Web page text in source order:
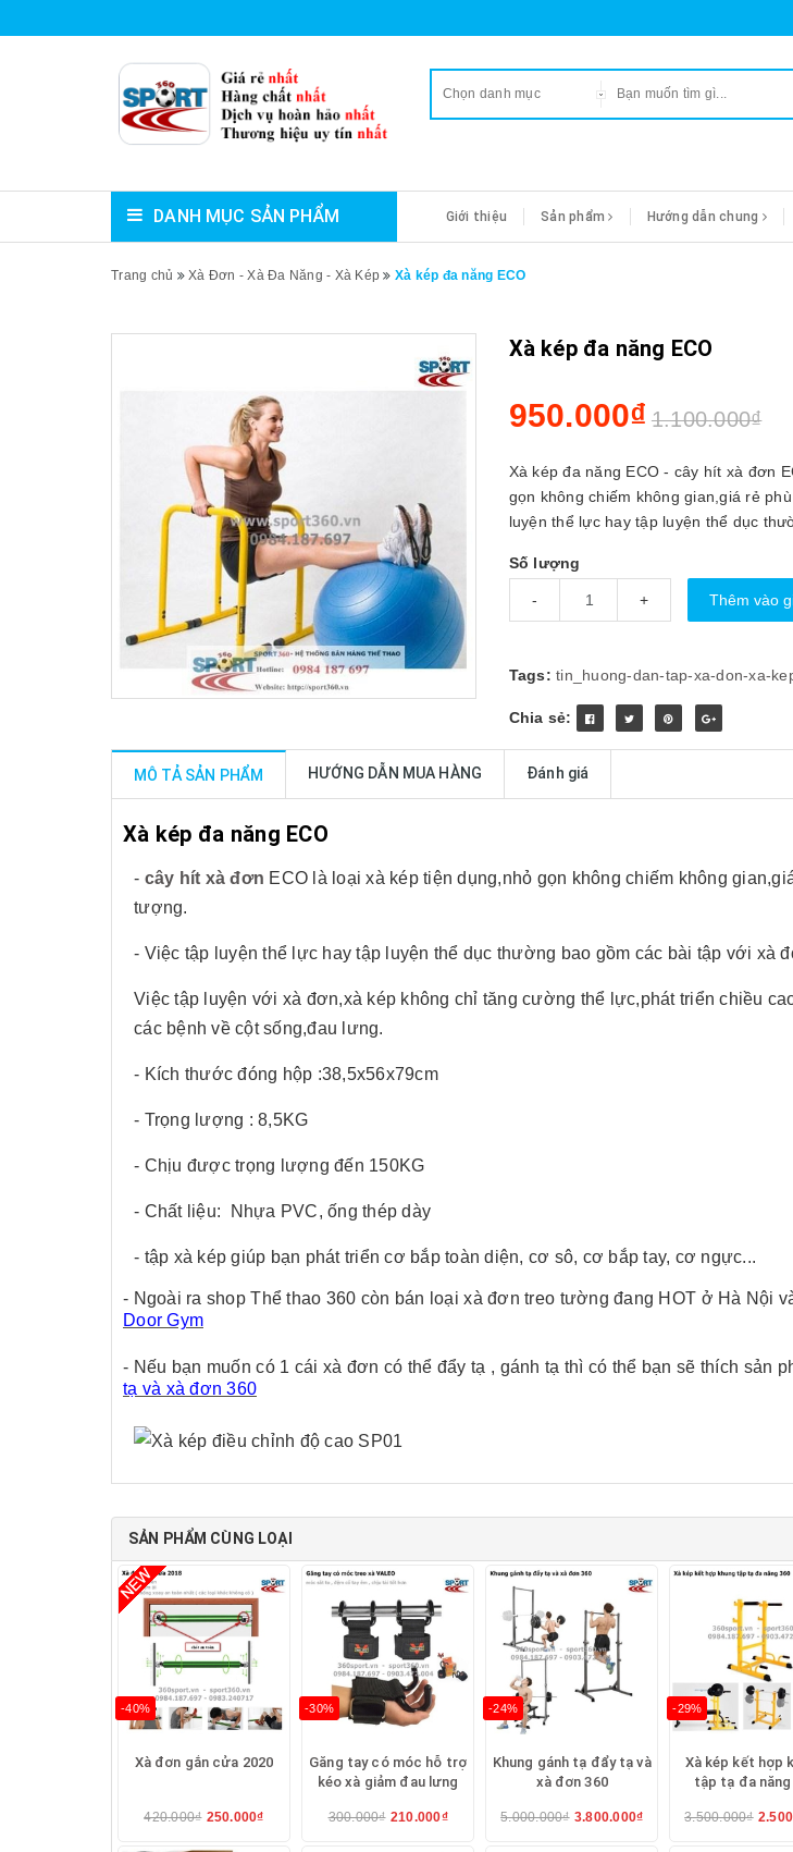
Chọn danh mục
DANH MỤC SẢN PHẨM Giới thiệu Sản phẩm Hướng dẫn chung
Trang chủ Xà Đơn - Xà Đa Năng - Xà Kép Xà kép đa năng ECO
Xà kép đa năng ECO
950.000₫ 1.100.000₫
Xà kép đa năng ECO - cây hít xà đơn
gọn không chiếm không gian,giá rẻ
luyện thể lực hay tập luyện thể dục
Số lượng
- + Thêm vào
Tags:tin_huong-dan-tap-xa-don-xa-
Chia sẻ:
MÔ TẢ SẢN PHẨM HƯỚNG DẪN MUA HÀNG Đánh giá
Xà kép đa năng ECO
- cây hít xà đơn ECO là loại xà kép tiện dụng,nhỏ gọn không chiếm không
tượng.
- Việc tập luyện thể lực hay tập luyện thể dục thường bao gồm các bài tập với xà
Việc tập luyện với xà đơn,xà kép không chỉ tăng cường thể lực,phát triển chiều
các bệnh về cột sống,đau lưng.
- Kích thước đóng hộp :38,5x56x79cm
- Trọng lượng : 8,5KG
- Chịu được trọng lượng đến 150KG
- Chất liệu: Nhựa PVC, ống thép dày
- tập xà kép giúp bạn phát triển cơ bắp toàn diện, cơ sô, cơ bắp tay, cơ ngực...
- Ngoài ra shop Thể thao 360 còn bán loại xà đơn treo tường đang HOT ở Hà Nội
Door Gym
- Nếu bạn muốn có 1 cái xà đơn có thể đẩy tạ , gánh tạ thì có thể bạn sẽ thích sản
tạ và xà đơn 360
SẢN PHẨM CÙNG LOẠI
-40%
Xà đơn gắn cửa 2020
420.000₫ 250.000₫
-30%
Găng tay có móc hỗ trợ
kéo xà giảm đau lưng
300.000₫ 210.000₫
-24%
Khung gánh tạ đẩy tạ và
xà đơn 360
5.000.000₫ 3.800.000₫
-29%
Xà kép kết hợp
tập tạ đa năng
3.500.000₫